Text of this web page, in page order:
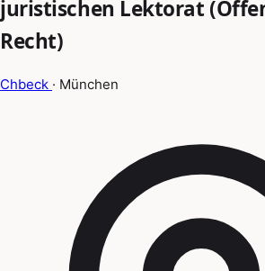
juristischen Lektorat
Recht)
Chbeck · München